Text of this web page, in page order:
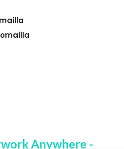
Anywhere -